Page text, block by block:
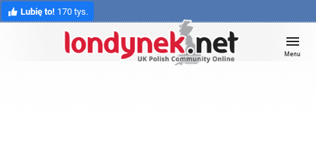
Lubię to! 170 tys.
Menu